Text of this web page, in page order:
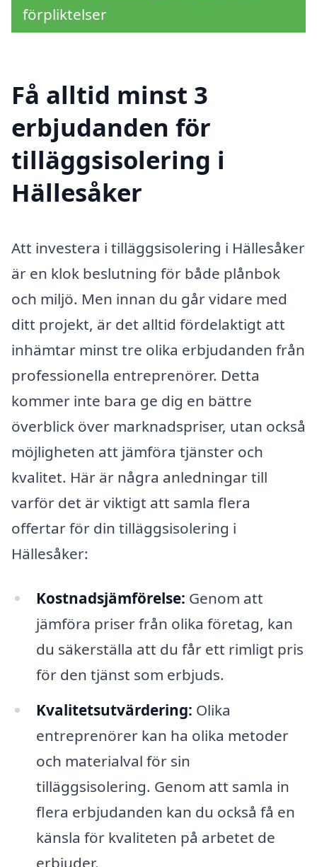
förpliktelser
Få alltid minst 3
erbjudanden för
tilläggsisolering i
Hällesåker
Att investera i tilläggsisolering i Hällesåker
är en klok beslutning för både plånbok
och miljö. Men innan du går vidare med
ditt projekt, är det alltid fördelaktigt att
inhämtar minst tre olika erbjudanden från
professionella entreprenörer. Detta
kommer inte bara ge dig en bättre
överblick över marknadspriser, utan också
möjligheten att jämföra tjänster och
kvalitet. Här är några anledningar till
varför det är viktigt att samla flera
offertar för din tilläggsisolering i
Hällesåker:
Kostnadsjämförelse: Genom att
jämföra priser från olika företag, kan
du säkerställa att du får ett rimligt pris
för den tjänst som erbjuds.
Kvalitetsutvärdering: Olika
entreprenörer kan ha olika metoder
och materialval för sin
tilläggsisolering. Genom att samla in
flera erbjudanden kan du också få en
känsla för kvaliteten på arbetet de
erbjuder.